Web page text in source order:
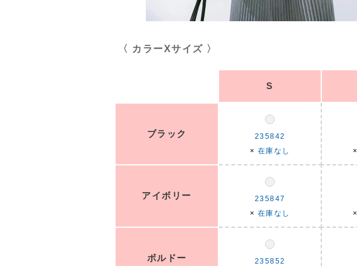
〈 カラーXサイズ 〉
S
ブラック
235842
× 在庫なし
×
アイボリー
235847
× 在庫なし
×
ボルドー
235852